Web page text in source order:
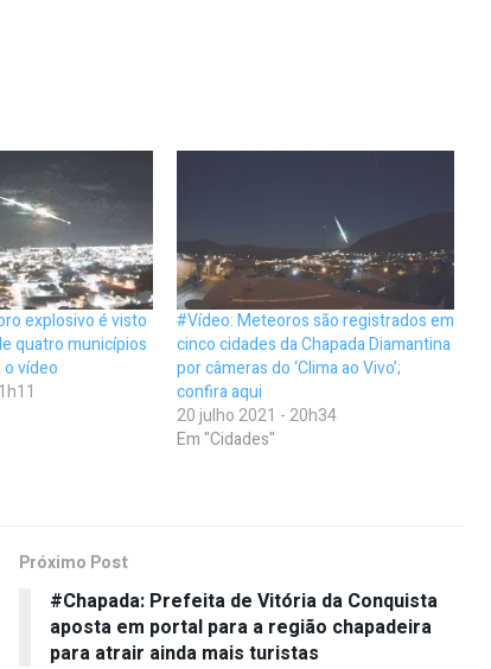
explosivo é visto
quatro municípios
vídeo
#Vídeo: Meteoros são registrados em
cinco cidades da Chapada Diamantina
por câmeras do ‘Clima ao Vivo’;
confira aqui
20 julho 2021 - 20h34
Em "Cidades"
Próximo Post
#Chapada: Prefeita de Vitória da Conquista
aposta em portal para a região chapadeira
para atrair ainda mais turistas